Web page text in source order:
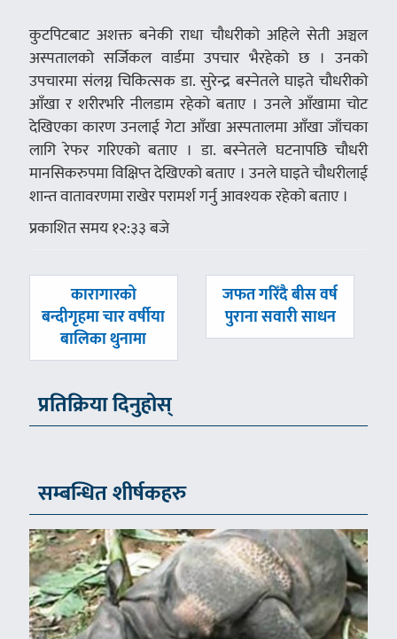
कुटपिटबाट अशक्त बनेकी राधा चौधरीको अहिले सेती अञ्चल
अस्पतालको सर्जिकल वार्डमा उपचार भैरहेको छ । उनको
उपचारमा संलग्न चिकित्सक डा. सुरेन्द्र बस्नेतले घाइते चौधरीको
आँखा र शरीरभरि नीलडाम रहेको बताए । उनले आँखामा चोट
देखिएका कारण उनलाई गेटा आँखा अस्पतालमा आँखा जाँचका
लागि रेफर गरिएको बताए । डा. बस्नेतले घटनापछि चौधरी
मानसिकरुपमा विक्षिप्त देखिएको बताए । उनले घाइते चौधरीलाई
शान्त वातावरणमा राखेर परामर्श गर्नु आवश्यक रहेको बताए ।
प्रकाशित समय १२:३३ बजे
पछिल्लाे
-
कारागारको
बन्दीगृहमा चार वर्षीया
बालिका थुनामा
अघिल्लाे
-
जफत गरिँदै बीस वर्ष
पुराना सवारी साधन
प्रतिक्रिया दिनुहोस्
सम्बन्धित शीर्षकहरु